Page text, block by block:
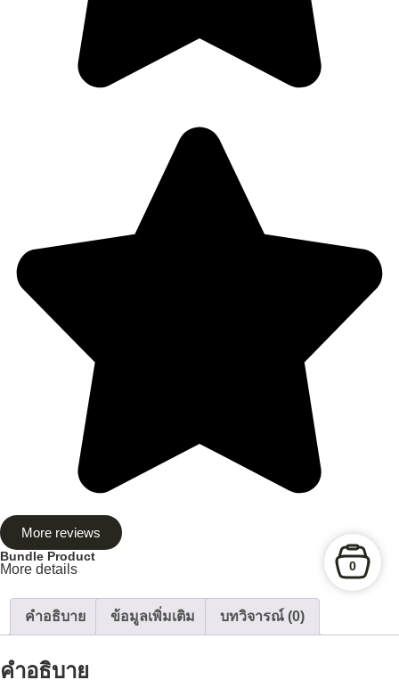
More reviews
Bundle Product
More details
คำอธิบาย ข้อมูลเพิ่มเติม บทวิจารณ์ (0)
คำอธิบาย
0